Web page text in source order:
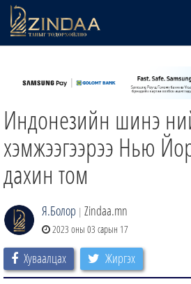
ТВ8
ӨГЛӨӨНИЙ СОНИН
АУДИО ЗОХИОЛ
Индонезийн шинэ
хэмжээгээрээ Нью
дахин том
Я.Болор | Zindaa.mn
2023 оны 03 сарын 17
Хуваалцах Жиргэх